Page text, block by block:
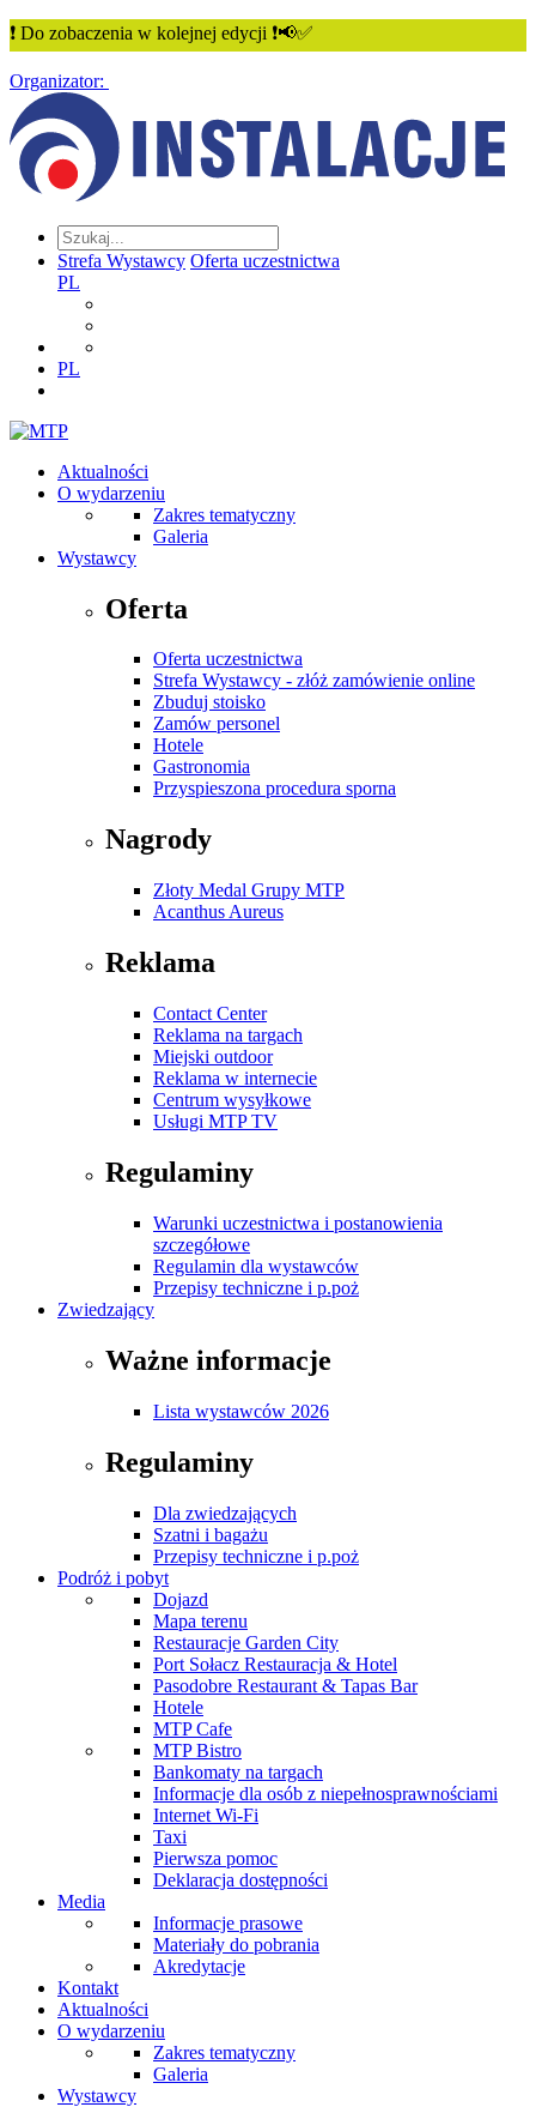
❗ Do zobaczenia w kolejnej edycji ❗📢✅
Organizator:
Strefa Wystawcy Oferta uczestnictwa
PL
PL
Aktualności
O wydarzeniu
Zakres tematyczny
Galeria
Wystawcy
Oferta
Oferta uczestnictwa
Strefa Wystawcy - złóż zamówienie online
Zbuduj stoisko
Zamów personel
Hotele
Gastronomia
Przyspieszona procedura sporna
Nagrody
Złoty Medal Grupy MTP
Acanthus Aureus
Reklama
Contact Center
Reklama na targach
Miejski outdoor
Reklama w internecie
Centrum wysyłkowe
Usługi MTP TV
Regulaminy
Warunki uczestnictwa i postanowienia
szczegółowe
Regulamin dla wystawców
Przepisy techniczne i p.poż
Zwiedzający
Ważne informacje
Lista wystawców 2026
Regulaminy
Dla zwiedzających
Szatni i bagażu
Przepisy techniczne i p.poż
Podróż i pobyt
Dojazd
Mapa terenu
Restauracje Garden City
Port Sołacz Restauracja & Hotel
Pasodobre Restaurant & Tapas Bar
Hotele
MTP Cafe
MTP Bistro
Bankomaty na targach
Informacje dla osób z niepełnosprawnościami
Internet Wi-Fi
Taxi
Pierwsza pomoc
Deklaracja dostępności
Media
Informacje prasowe
Materiały do pobrania
Akredytacje
Kontakt
Aktualności
O wydarzeniu
Zakres tematyczny
Galeria
Wystawcy